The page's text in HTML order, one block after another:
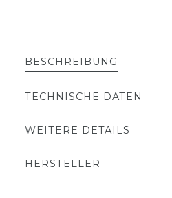
BESCHREIBUNG
TECHNISCHE DATEN
WEITERE DETAILS
HERSTELLER